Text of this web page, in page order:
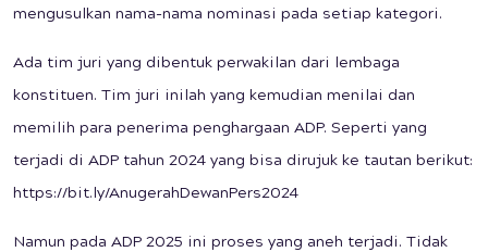
mengusulkan nama-nama nominasi pada setiap kategori.
Ada tim juri yang dibentuk perwakilan dari lembaga
konstituen. Tim juri inilah yang kemudian menilai dan
memilih para penerima penghargaan ADP. Seperti yang
terjadi di ADP tahun 2024 yang bisa dirujuk ke tautan berikut:
https://bit.ly/AnugerahDewanPers2024
Namun pada ADP 2025 ini proses yang aneh terjadi. Tidak